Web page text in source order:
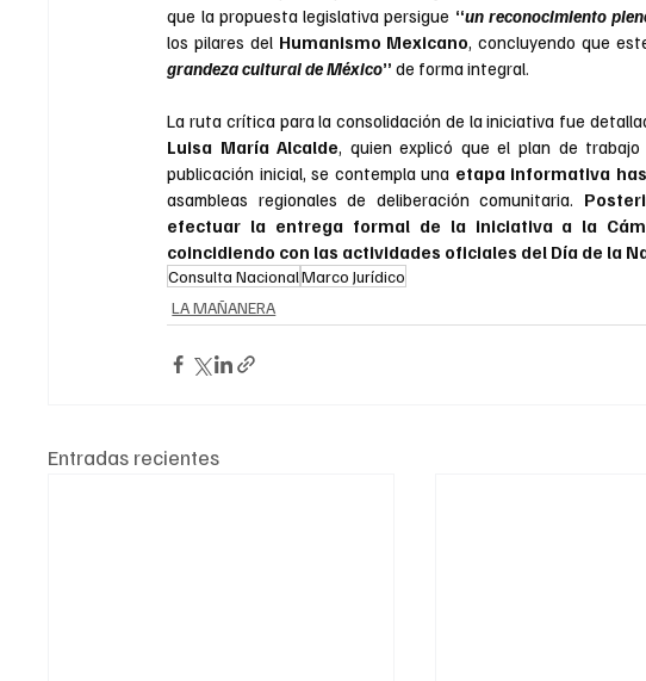
que la propuesta legislativa persigue “un reconocimiento
los pilares del Humanismo Mexicano, concluyendo que
grandeza cultural de México” de forma integral.
La ruta crítica para la consolidación de la iniciativa fue
Luisa María Alcalde, quien explicó que el plan de
publicación inicial, se contempla una etapa informativa
asambleas regionales de deliberación comunitaria.
efectuar la entrega formal de la iniciativa a la
coincidiendo con las actividades oficiales del Día de la
Consulta NacionalMarco Jurídico
LA MAÑANERA
Entradas recientes